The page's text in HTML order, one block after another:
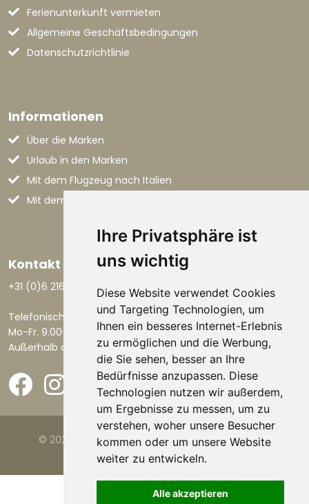
Ihre Privatsphäre ist
uns wichtig
Diese Website verwendet Cookies
und Targeting Technologien, um
Ihnen ein besseres Internet-Erlebnis
zu ermöglichen und die Werbung,
die Sie sehen, besser an Ihre
Bedürfnisse anzupassen. Diese
Technologien nutzen wir außerdem,
um Ergebnisse zu messen, um zu
verstehen, woher unsere Besucher
kommen oder um unsere Website
weiter zu entwickeln.
Alle akzeptieren
Ferienunterkunft vermieten
Allgemeine Geschäftsbedingungen
Datenschutzrichtlinie
Informationen
Über die Marken
Urlaub in den Marken
Mit dem Flugzeug nach Italien
Mit dem Auto nach Italien
Kontakt aufnehmen
+31 (0)6 21668801
Telefonisch erreichbar:
Mo-Fr. 9.00-17.30 Uhr.
Außerhalb dieser Zeiten per E-Mail.
© 2026 Viva la Casa |Website von FalcoTravel